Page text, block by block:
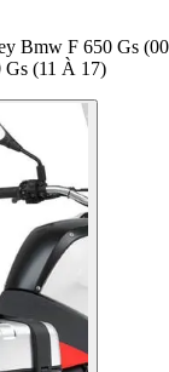
Bmw F 650 Gs (00
Gs (11 À 17)